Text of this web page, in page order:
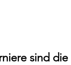
sind die